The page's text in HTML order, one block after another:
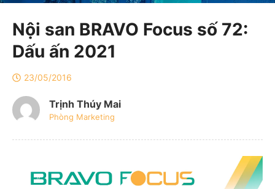
Nội san BRAVO Focus số 72:
Dấu ấn 2021
23/05/2016
Trịnh Thúy Mai
Phòng Marketing